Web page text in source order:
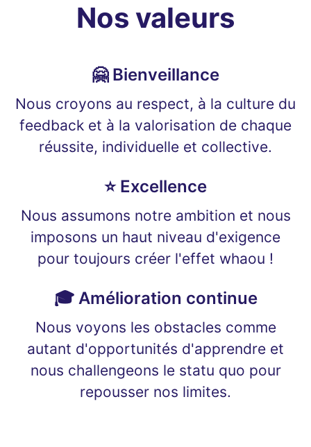
Nos valeurs
🤗 Bienveillance
Nous croyons au respect, à la culture du
feedback et à la valorisation de chaque
réussite, individuelle et collective.
⭐ Excellence
Nous assumons notre ambition et nous
imposons un haut niveau d'exigence
pour toujours créer l'effet whaou !
🎓 Amélioration continue
Nous voyons les obstacles comme
autant d'opportunités d'apprendre et
nous challengeons le statu quo pour
repousser nos limites.